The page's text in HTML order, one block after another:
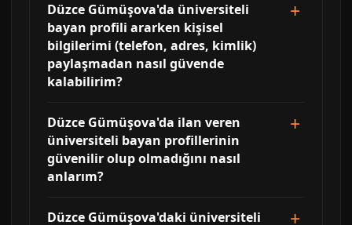
Düzce Gümüşova'da üniversiteli
bayan profili ararken kişisel
bilgilerimi (telefon, adres, kimlik)
paylaşmadan nasıl güvende
kalabilirim?
Düzce Gümüşova'da ilan veren
üniversiteli bayan profillerinin
güvenilir olup olmadığını nasıl
anlarım?
Düzce Gümüşova'daki üniversiteli